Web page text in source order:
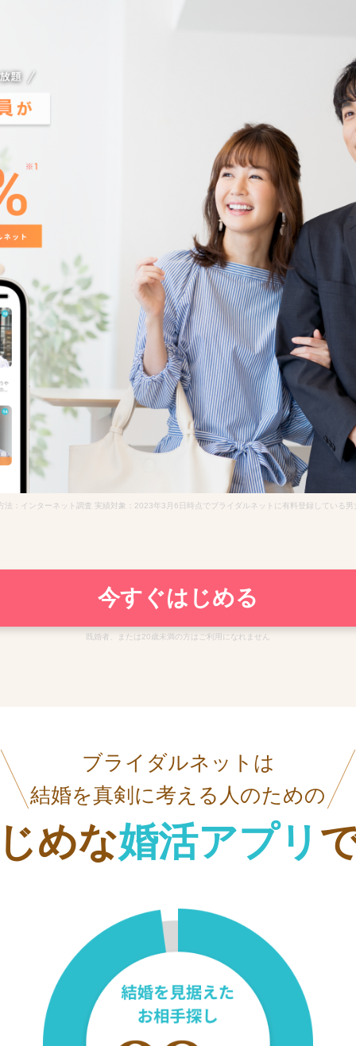
：インターネット調査 実績対象：2023年3月6日時点でブライダルネットに有料登録している男
今すぐはじめる
既婚者、または20歳未満の方はご利用になれません
ブライダルネットは
結婚を真剣に考える人のための
めな婚活アプリ